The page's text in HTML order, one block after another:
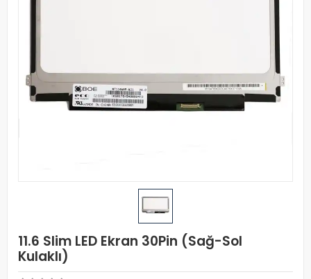
11.6 Slim LED Ekran 30Pin (Sağ-Sol
Kulaklı)